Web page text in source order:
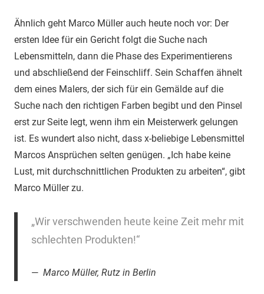
Ähnlich geht Marco Müller auch heute noch vor: Der
ersten Idee für ein Gericht folgt die Suche nach
Lebensmitteln, dann die Phase des Experimentierens
und abschließend der Feinschliff. Sein Schaffen ähnelt
dem eines Malers, der sich für ein Gemälde auf die
Suche nach den richtigen Farben begibt und den Pinsel
erst zur Seite legt, wenn ihm ein Meisterwerk gelungen
ist. Es wundert also nicht, dass x-beliebige Lebensmittel
Marcos Ansprüchen selten genügen. „Ich habe keine
Lust, mit durchschnittlichen Produkten zu arbeiten“, gibt
Marco Müller zu.
„Wir verschwenden heute keine Zeit mehr mit
schlechten Produkten!“
Marco Müller, Rutz in Berlin